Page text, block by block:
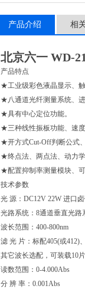
产品介绍 相
北京六一 WD-
产品特点
★工业级彩色液晶显示、
★八通道光纤测量系统、
★具有中心定位功能。
★三种线性振板功能、速
★开方式Cut-Off判断公式
★终点法、两点法、动力
★配置抑制率测量模块、
技术参数
光 源：DC12V 22W 进口
光路系统：8通道垂直光路
波长范围：400-800nm
滤 光 片：标配405(或412)
其它波长选配，可装载10
读数范围：0-4.000Abs
分 辨 率：0.001Abs